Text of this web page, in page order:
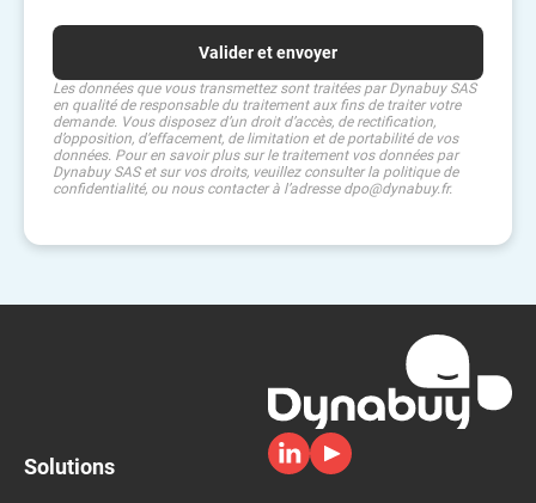
Les données que vous transmettez sont traitées par Dynabuy SAS
en qualité de responsable du traitement aux fins de traiter votre
demande. Vous disposez d’un droit d’accès, de rectification,
d’opposition, d’effacement, de limitation et de portabilité de vos
données. Pour en savoir plus sur le traitement vos données par
Dynabuy SAS et sur vos droits, veuillez consulter la politique de
confidentialité, ou nous contacter à l’adresse dpo@dynabuy.fr.
Solutions